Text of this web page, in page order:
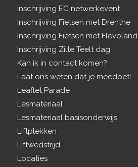
Inschrijving EC netwerkevent
Inschrijving Fietsen met Drenthe
Inschrijving Fietsen met Flevoland
Inschrijving Zilte Teelt dag
Kan ik in contact komen?
Laat ons weten dat je meedoet!
Leaflet Parade
Lesmateriaal
Lesmateriaal basisonderwijs
Liftplekken
Liftwedstrijd
Locaties